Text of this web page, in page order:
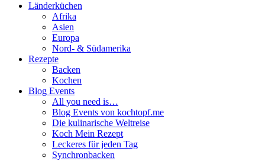
Länderküchen
Afrika
Asien
Europa
Nord- & Südamerika
Rezepte
Backen
Kochen
Blog Events
All you need is…
Blog Events von kochtopf.me
Die kulinarische Weltreise
Koch Mein Rezept
Leckeres für jeden Tag
Synchronbacken